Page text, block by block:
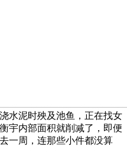
水泥时殃及池鱼，正在找女
宇内部面积就削减了，即便
一周，连那些小件都没算